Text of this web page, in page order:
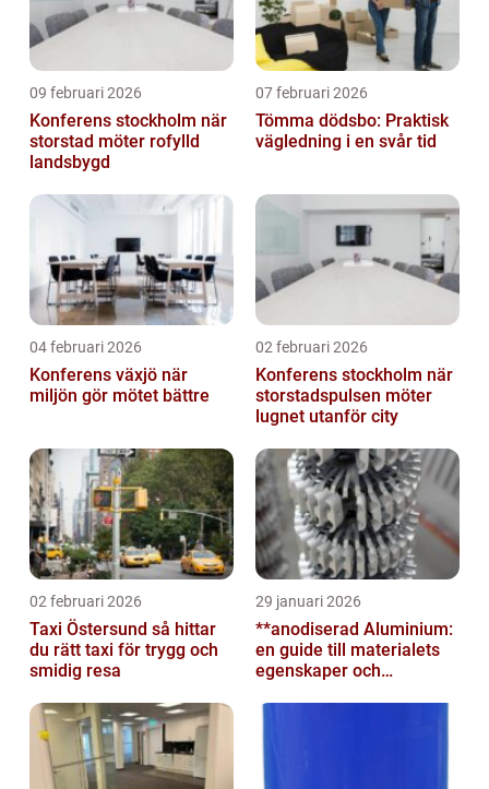
09 februari 2026
Konferens stockholm när
storstad möter rofylld
landsbygd
07 februari 2026
Tömma dödsbo: Praktisk
vägledning i en svår tid
04 februari 2026
Konferens växjö när
miljön gör mötet bättre
02 februari 2026
Konferens stockholm när
storstadspulsen möter
lugnet utanför city
02 februari 2026
Taxi Östersund så hittar
du rätt taxi för trygg och
smidig resa
29 januari 2026
**anodiserad Aluminium:
en guide till materialets
egenskaper och